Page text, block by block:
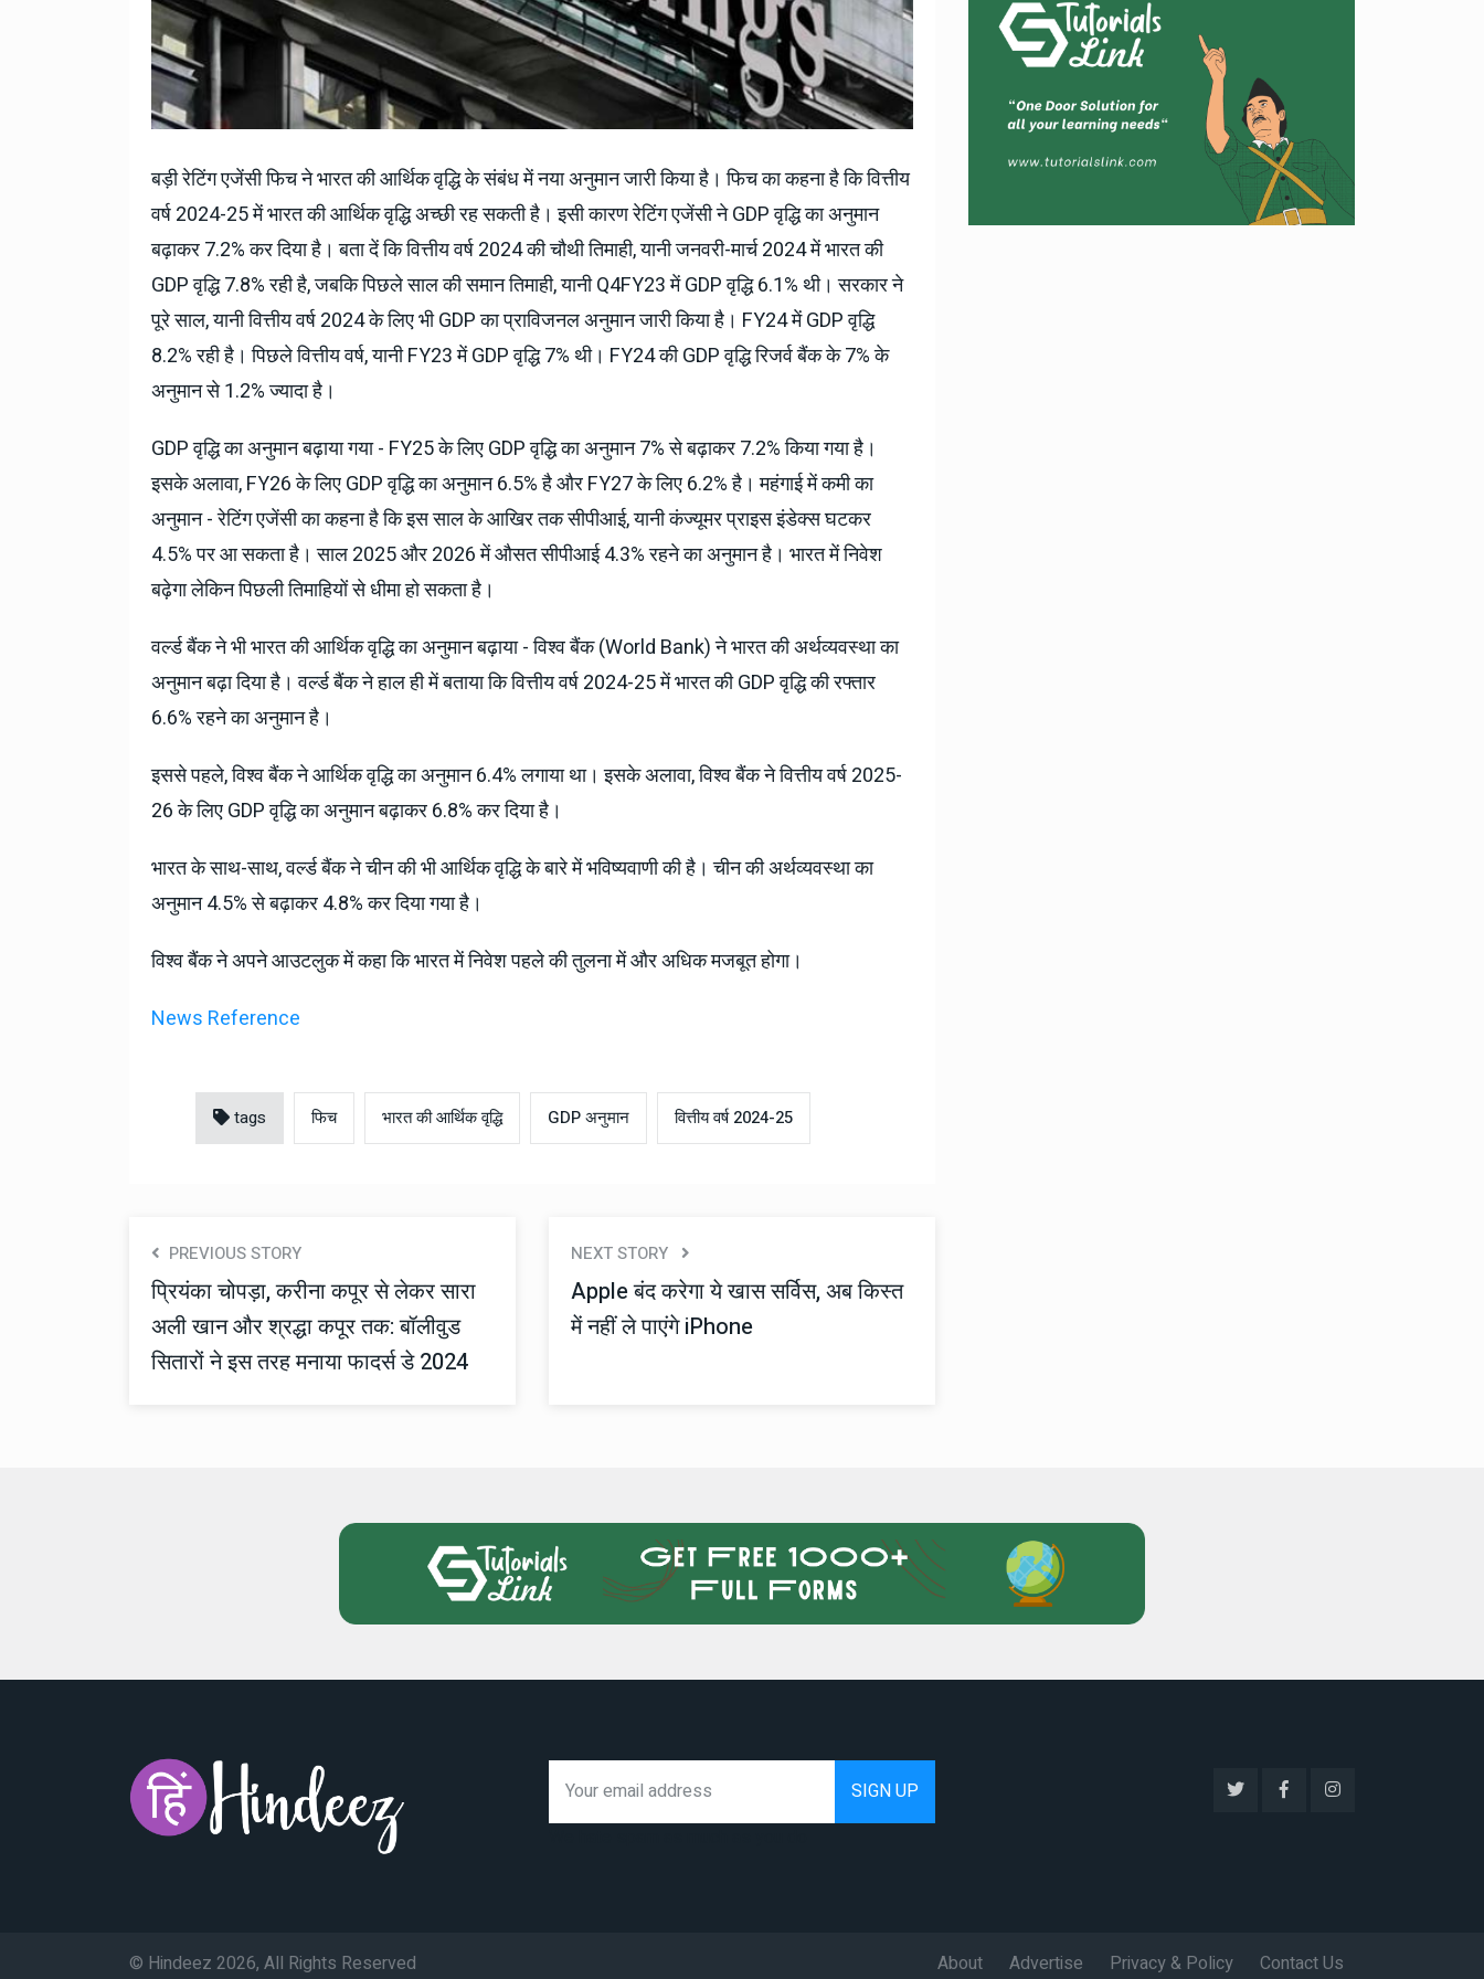
बड़ी रेटिंग एजेंसी फिच ने भारत की आर्थिक वृद्धि के संबंध में नया अनुमान जारी किया है। फिच का कहना है कि वित्तीय
वर्ष 2024-25 में भारत की आर्थिक वृद्धि अच्छी रह सकती है। इसी कारण रेटिंग एजेंसी ने GDP वृद्धि का अनुमान
बढ़ाकर 7.2% कर दिया है। बता दें कि वित्तीय वर्ष 2024 की चौथी तिमाही, यानी जनवरी-मार्च 2024 में भारत की
GDP वृद्धि 7.8% रही है, जबकि पिछले साल की समान तिमाही, यानी Q4FY23 में GDP वृद्धि 6.1% थी। सरकार ने
पूरे साल, यानी वित्तीय वर्ष 2024 के लिए भी GDP का प्राविजनल अनुमान जारी किया है। FY24 में GDP वृद्धि
8.2% रही है। पिछले वित्तीय वर्ष, यानी FY23 में GDP वृद्धि 7% थी। FY24 की GDP वृद्धि रिजर्व बैंक के 7% के
अनुमान से 1.2% ज्यादा है।
GDP वृद्धि का अनुमान बढ़ाया गया - FY25 के लिए GDP वृद्धि का अनुमान 7% से बढ़ाकर 7.2% किया गया है।
इसके अलावा, FY26 के लिए GDP वृद्धि का अनुमान 6.5% है और FY27 के लिए 6.2% है। महंगाई में कमी का
अनुमान - रेटिंग एजेंसी का कहना है कि इस साल के आखिर तक सीपीआई, यानी कंज्यूमर प्राइस इंडेक्स घटकर
4.5% पर आ सकता है। साल 2025 और 2026 में औसत सीपीआई 4.3% रहने का अनुमान है। भारत में निवेश
बढ़ेगा लेकिन पिछली तिमाहियों से धीमा हो सकता है।
वर्ल्ड बैंक ने भी भारत की आर्थिक वृद्धि का अनुमान बढ़ाया - विश्व बैंक (World Bank) ने भारत की अर्थव्यवस्था का
अनुमान बढ़ा दिया है। वर्ल्ड बैंक ने हाल ही में बताया कि वित्तीय वर्ष 2024-25 में भारत की GDP वृद्धि की रफ्तार
6.6% रहने का अनुमान है।
इससे पहले, विश्व बैंक ने आर्थिक वृद्धि का अनुमान 6.4% लगाया था। इसके अलावा, विश्व बैंक ने वित्तीय वर्ष 2025-
26 के लिए GDP वृद्धि का अनुमान बढ़ाकर 6.8% कर दिया है।
भारत के साथ-साथ, वर्ल्ड बैंक ने चीन की भी आर्थिक वृद्धि के बारे में भविष्यवाणी की है। चीन की अर्थव्यवस्था का
अनुमान 4.5% से बढ़ाकर 4.8% कर दिया गया है।
विश्व बैंक ने अपने आउटलुक में कहा कि भारत में निवेश पहले की तुलना में और अधिक मजबूत होगा।
News Reference
tags फिच भारत की आर्थिक वृद्धि GDP अनुमान वित्तीय वर्ष 2024-25
PREVIOUS STORY
प्रियंका चोपड़ा, करीना कपूर से लेकर सारा
अली खान और श्रद्धा कपूर तक: बॉलीवुड
सितारों ने इस तरह मनाया फादर्स डे 2024
NEXT STORY
Apple बंद करेगा ये खास सर्विस, अब किस्त
में नहीं ले पाएंगे iPhone
© Hindeez 2026, All Rights Reserved About Advertise Privacy & Policy Contact Us